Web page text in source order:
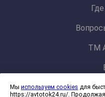
ТМ
Политика
Мы используем cookies для
https://avtotok24.ru/. Продолжая